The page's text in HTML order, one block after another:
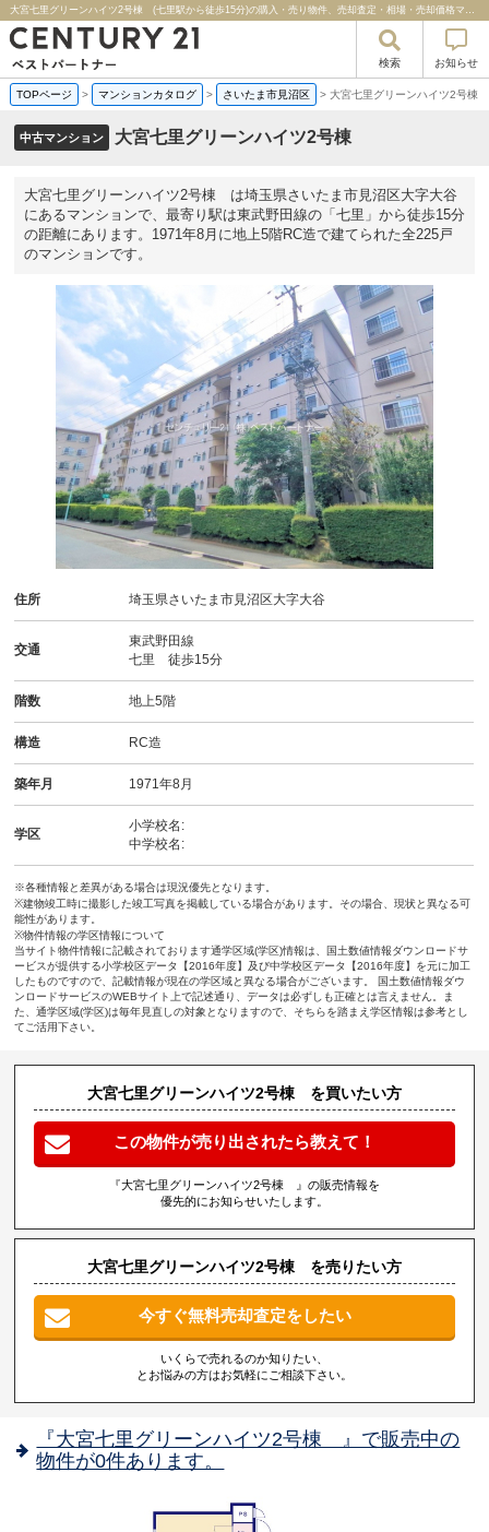
大宮七里グリーンハイツ2号棟 (七里駅から徒歩15分)の購入・売り物件、売却査定・相場・売却価格マンション情報｜センチュリー２１ベストパートナー
検索 お知らせ
TOPページ > マンションカタログ > さいたま市見沼区 > 大宮七里グリーンハイツ2号棟
中古マンション 大宮七里グリーンハイツ2号棟
大宮七里グリーンハイツ2号棟 は埼玉県さいたま市見沼区大字大谷
にあるマンションで、最寄り駅は東武野田線の「七里」から徒歩15分
の距離にあります。1971年8月に地上5階RC造で建てられた全225戸
のマンションです。
住所 埼玉県さいたま市見沼区大字大谷
交通
東武野田線
七里 徒歩15分
階数 地上5階
構造 RC造
築年月 1971年8月
学区
小学校名:
中学校名:
※各種情報と差異がある場合は現況優先となります。
※建物竣工時に撮影した竣工写真を掲載している場合があります。その場合、現状と異なる可
能性があります。
※物件情報の学区情報について
当サイト物件情報に記載されております通学区域(学区)情報は、国土数値情報ダウンロードサ
ービスが提供する小学校区データ【2016年度】及び中学校区データ【2016年度】を元に加工
したものですので、記載情報が現在の学区域と異なる場合がございます。 国土数値情報ダウ
ンロードサービスのWEBサイト上で記述通り、データは必ずしも正確とは言えません。ま
た、通学区域(学区)は毎年見直しの対象となりますので、そちらを踏まえ学区情報は参考とし
てご活用下さい。
大宮七里グリーンハイツ2号棟 を買いたい方
この物件が売り出されたら教えて！
『大宮七里グリーンハイツ2号棟 』の販売情報を
優先的にお知らせいたします。
大宮七里グリーンハイツ2号棟 を売りたい方
今すぐ無料売却査定をしたい
いくらで売れるのか知りたい、
とお悩みの方はお気軽にご相談下さい。
『大宮七里グリーンハイツ2号棟 』で販売中の
物件が0件あります。